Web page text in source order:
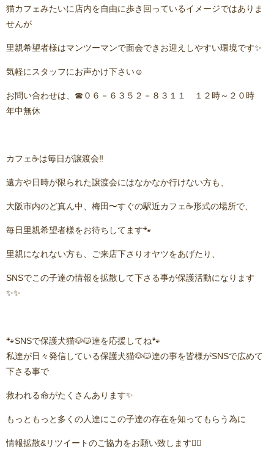
猫カフェみたいに店内を自由に歩き回っているイメージではありま
せんが
里親希望者様はマンツーマンで面会できお迎えしやすい環境です✨
気軽にスタッフにお声かけ下さい☺️
お問い合わせは、☎０６－６３５２－８３１１ １２時～２０時
年中無休
カフェ☕️は毎日が譲渡会‼️
遠方や日時が限られた譲渡会にはなかなか行けない方も、
大阪市内のど真ん中、梅田〜すぐの駅近カフェ☕️形式の場所で、
毎日里親希望者様をお待ちしてます🐾
里親になれない方も、ご来店下さりオヤツをあげたり、
SNSでこの子達の情報を拡散して下さる事が保護活動になります
✨✨
🐾SNSで保護犬猫🐶🐱達を応援してね🐾
私達が日々発信している保護犬猫🐶🐱達の事を皆様がSNSで広めて
下さる事で
救われる命がたくさんあります✨
もっともっと多くの人達にこの子達の存在を知ってもらう為に
情報拡散&リツイートのご協力をお願い致します🙇‍♂️